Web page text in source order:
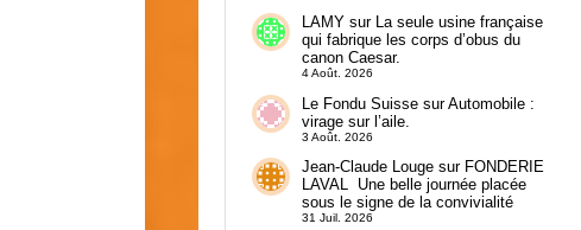
LAMYsur
La seule usine française
qui fabrique les corps d’obus du
canon Caesar.
4 Août. 2026
Le Fondu SuissesurAutomobile :
virage sur l’aile.
3 Août. 2026
Jean-Claude Lougesur FONDERIE
LAVAL Une belle journée placée
sous le signe de la convivialité
31 Juil. 2026